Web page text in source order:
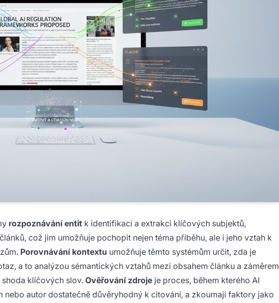
rozpoznávání entit k identifikaci a extrakci klíčových subjektů,
což jim umožňuje pochopit nejen téma příběhu, ale i jeho vztah k
Porovnávání kontextu umožňuje těmto systémům určit, zda je
a to analýzou sémantických vztahů mezi obsahem článku a záměrem
klíčových slov. Ověřování zdroje je proces, během kterého AI
autor dostatečně důvěryhodný k citování, a zkoumají faktory jako